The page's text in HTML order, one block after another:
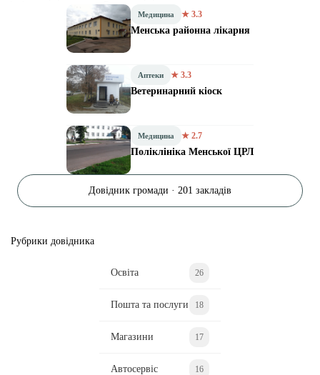
Медицина ★ 3.3
Менська районна лікарня
Аптеки ★ 3.3
Ветеринарний кіоск
Медицина ★ 2.7
Поліклініка Менської ЦРЛ
Довідник громади · 201 закладів
Рубрики довідника
Освіта 26
Пошта та послуги 18
Магазини 17
Автосервіс 16